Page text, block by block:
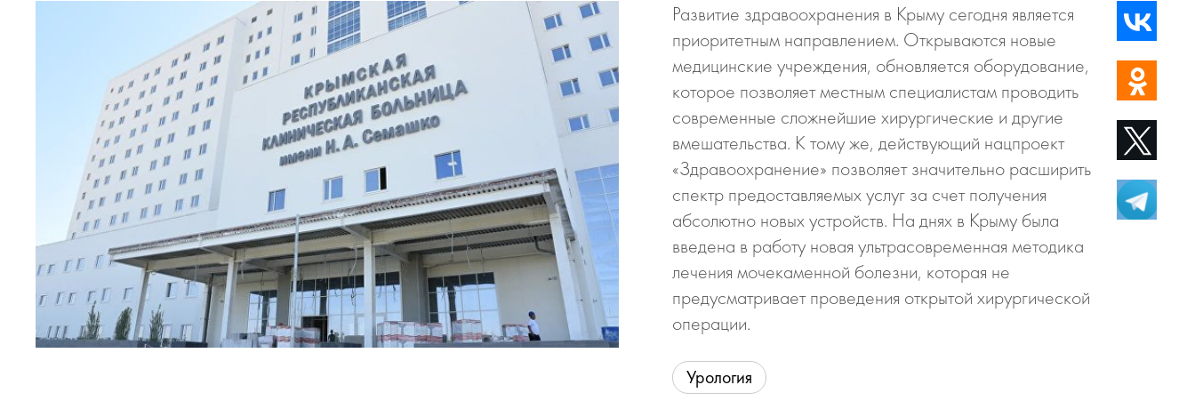
Развитие здравоохранения в Крыму сегодня является
приоритетным направлением. Открываются новые
медицинские учреждения, обновляется оборудование,
которое позволяет местным специалистам проводить
современные сложнейшие хирургические и другие
вмешательства. К тому же, действующий нацпроект
«Здравоохранение» позволяет значительно расширить
спектр предоставляемых услуг за счет получения
абсолютно новых устройств. На днях в Крыму была
введена в работу новая ультрасовременная методика
лечения мочекаменной болезни, которая не
предусматривает проведения открытой хирургической
операции.
Урология